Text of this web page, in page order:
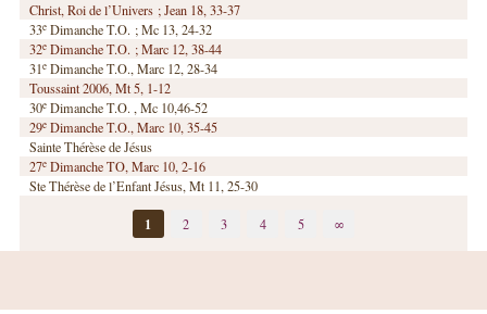
Christ, Roi de l’Univers ; Jean 18, 33-37
33e Dimanche T.O. ; Mc 13, 24-32
32e Dimanche T.O. ; Marc 12, 38-44
31e Dimanche T.O., Marc 12, 28-34
Toussaint 2006, Mt 5, 1-12
30e Dimanche T.O. , Mc 10,46-52
29e Dimanche T.O., Marc 10, 35-45
Sainte Thérèse de Jésus
27e Dimanche TO, Marc 10, 2-16
Ste Thérèse de l’Enfant Jésus, Mt 11, 25-30
1 2 3 4 5 ∞